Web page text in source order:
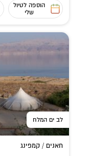
הוספה לטיול
שלי
לב ים המלח
חאנים / קמפינג